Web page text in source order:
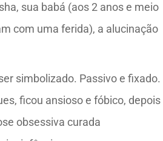
sua babá (aos 2 anos e meio
com uma ferida), a alucinação
simbolizado. Passivo e fixado.
ficou ansioso e fóbico, depois
obsessiva curada